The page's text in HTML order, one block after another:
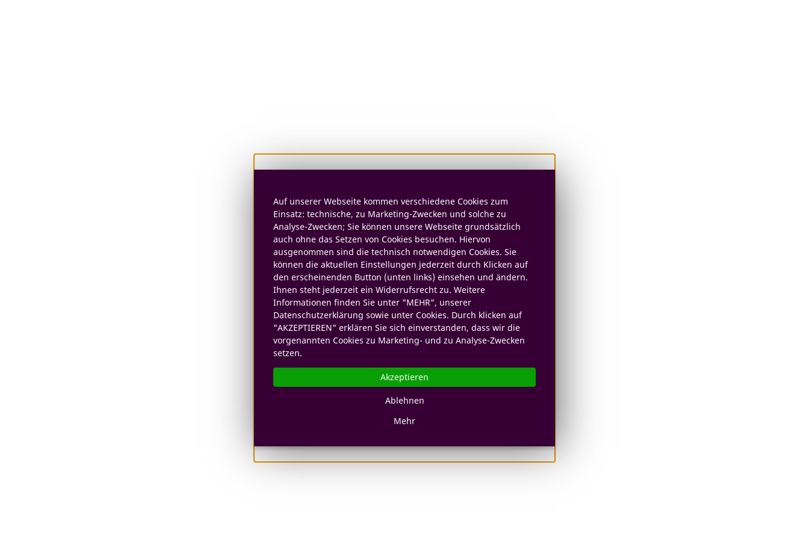
Auf unserer Webseite kommen verschiedene Cookies zum
Einsatz: technische, zu Marketing-Zwecken und solche zu
Analyse-Zwecken; Sie können unsere Webseite grundsätzlich
auch ohne das Setzen von Cookies besuchen. Hiervon
ausgenommen sind die technisch notwendigen Cookies. Sie
können die aktuellen Einstellungen jederzeit durch Klicken auf
den erscheinenden Button (unten links) einsehen und ändern.
Ihnen steht jederzeit ein Widerrufsrecht zu. Weitere
Informationen finden Sie unter "MEHR", unserer
Datenschutzerklärung sowie unter Cookies. Durch klicken auf
"AKZEPTIEREN" erklären Sie sich einverstanden, dass wir die
vorgenannten Cookies zu Marketing- und zu Analyse-Zwecken
setzen.
Mehr
Ablehnen
Akzeptieren